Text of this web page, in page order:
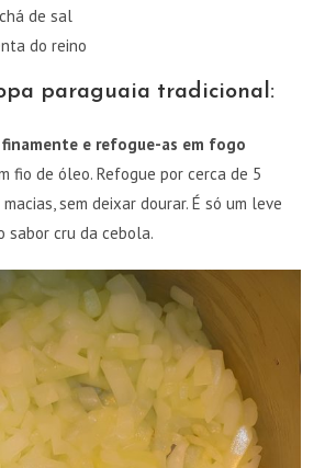
de sal
do reino
paraguaia tradicional:
finamente e refogue-as em fogo
fio de óleo. Refogue por cerca de 5
sem deixar dourar. É só um leve
sabor cru da cebola.